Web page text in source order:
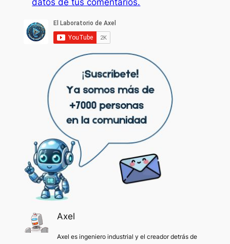
datos de tus comentarios.
Axel
Axel es ingeniero industrial y el creador detrás de